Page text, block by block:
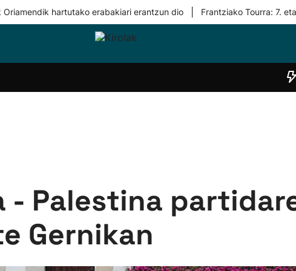
Oriamendik hartutako erabakiari erantzun dio Frantziako Tourra: 7.
Taldeak
- Palestina
Gernikan